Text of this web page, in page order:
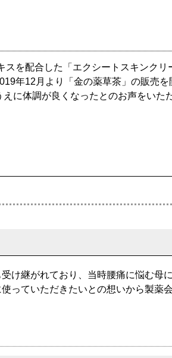
を配合した「エクシートスキンクリ
年12月より「金の薬草茶」の販売
に体調が良くなったとのお声をいた
け継がれており、当時腰痛に悩む母
っていただきたいとの想いから製薬